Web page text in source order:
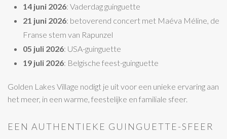
14 juni 2026: Vaderdag guinguette
21 juni 2026: betoverend concert met Maéva Méline, de
Franse stem van Rapunzel
05 juli 2026: USA-guinguette
19 juli 2026: Belgische feest-guinguette
Golden Lakes Village nodigt je uit voor een unieke ervaring aan
het meer, in een warme, feestelijke en familiale sfeer.
EEN AUTHENTIEKE GUINGUETTE-SFEER